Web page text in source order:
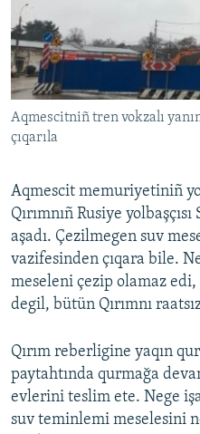
Aqmescitniñ tren vokzalı
çıqarıla
Aqmescit memuriyetiniñ
Qırımnıñ Rusiye
aşadı. Çezilmegen suv
vazifesinden çıqara bile.
meseleni çezip olamaz
degil, bütün Qırımnı
Qırım reberligine yaqın
paytahtında qurmağa
evlerini teslim ete. Nege
suv teminlemi meselesini